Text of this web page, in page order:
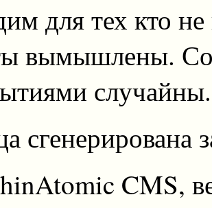
для тех кто
вымышлены.
случайны.
сгенерирована
CMS,